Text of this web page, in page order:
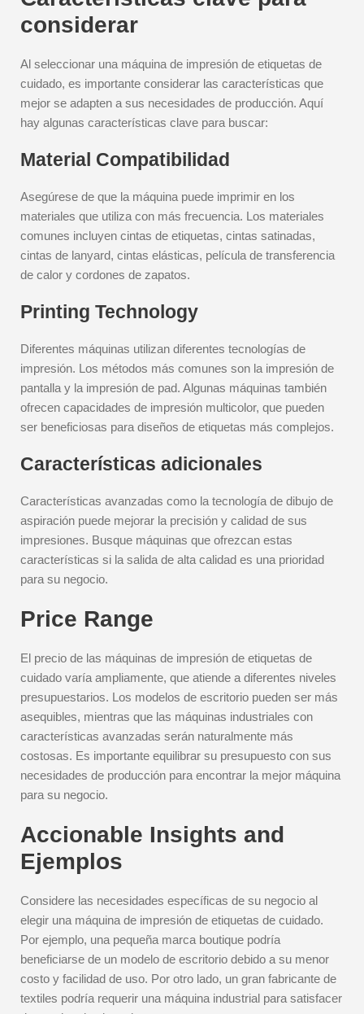
considerar
Al seleccionar una máquina de impresión de etiquetas de
cuidado, es importante considerar las características que
mejor se adapten a sus necesidades de producción. Aquí
hay algunas características clave para buscar:
Material Compatibilidad
Asegúrese de que la máquina puede imprimir en los
materiales que utiliza con más frecuencia. Los materiales
comunes incluyen cintas de etiquetas, cintas satinadas,
cintas de lanyard, cintas elásticas, película de transferencia
de calor y cordones de zapatos.
Printing Technology
Diferentes máquinas utilizan diferentes tecnologías de
impresión. Los métodos más comunes son la impresión de
pantalla y la impresión de pad. Algunas máquinas también
ofrecen capacidades de impresión multicolor, que pueden
ser beneficiosas para diseños de etiquetas más complejos.
Características adicionales
Características avanzadas como la tecnología de dibujo de
aspiración puede mejorar la precisión y calidad de sus
impresiones. Busque máquinas que ofrezcan estas
características si la salida de alta calidad es una prioridad
para su negocio.
Price Range
El precio de las máquinas de impresión de etiquetas de
cuidado varía ampliamente, que atiende a diferentes niveles
presupuestarios. Los modelos de escritorio pueden ser más
asequibles, mientras que las máquinas industriales con
características avanzadas serán naturalmente más
costosas. Es importante equilibrar su presupuesto con sus
necesidades de producción para encontrar la mejor máquina
para su negocio.
Accionable Insights and
Ejemplos
Considere las necesidades específicas de su negocio al
elegir una máquina de impresión de etiquetas de cuidado.
Por ejemplo, una pequeña marca boutique podría
beneficiarse de un modelo de escritorio debido a su menor
costo y facilidad de uso. Por otro lado, un gran fabricante de
textiles podría requerir una máquina industrial para satisfacer